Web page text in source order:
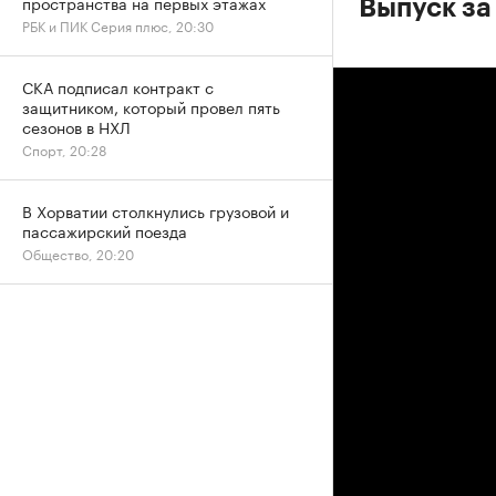
Выпуск
РБК и ПИК Серия плюс, 20:30
СКА подписал контракт с
защитником, который провел пять
сезонов в НХЛ
Спорт, 20:28
В Хорватии столкнулись грузовой и
пассажирский поезда
Общество, 20:20